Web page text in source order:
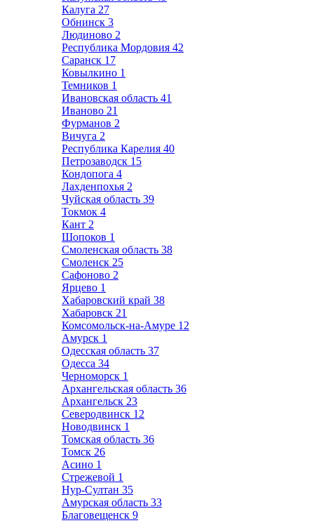
Калуга 27
Обнинск 3
Людиново 2
Республика Мордовия 42
Саранск 17
Ковылкино 1
Темников 1
Ивановская область 41
Иваново 21
Фурманов 2
Вичуга 2
Республика Карелия 40
Петрозаводск 15
Кондопога 4
Лахденпохья 2
Чуйская область 39
Токмок 4
Кант 2
Шопоков 1
Смоленская область 38
Смоленск 25
Сафоново 2
Ярцево 1
Хабаровский край 38
Хабаровск 21
Комсомольск-на-Амуре 12
Амурск 1
Одесская область 37
Одесса 34
Черноморск 1
Архангельская область 36
Архангельск 23
Северодвинск 12
Новодвинск 1
Томская область 36
Томск 26
Асино 1
Стрежевой 1
Нур-Султан 35
Амурская область 33
Благовещенск 9